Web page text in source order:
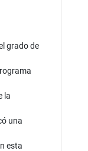
grado de
la
una
esta